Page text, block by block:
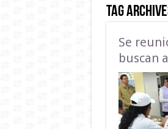
Tag
Se
buscan